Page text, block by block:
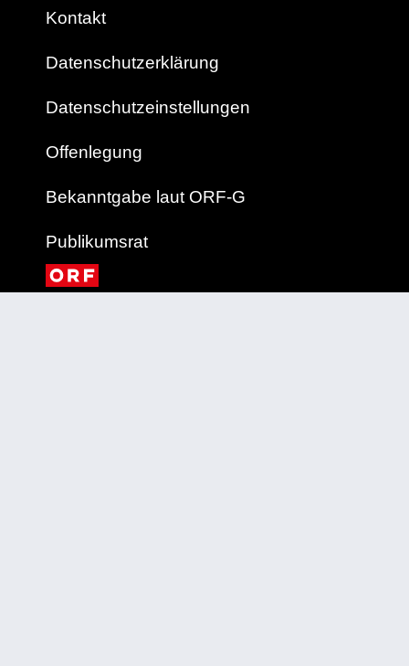
Kontakt
Datenschutzerklärung
Datenschutzeinstellungen
Offenlegung
Bekanntgabe laut ORF-G
Publikumsrat